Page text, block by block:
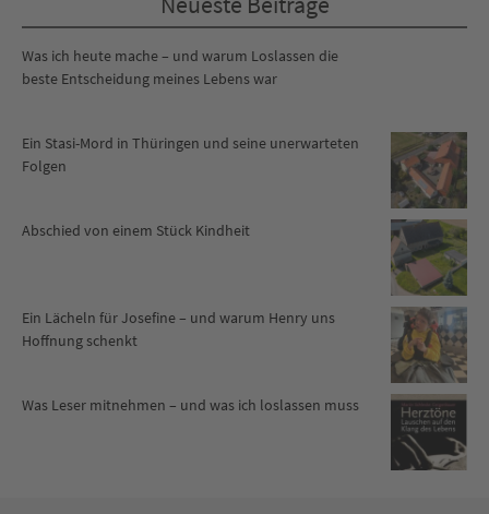
Was ich heute mache – und warum Loslassen die
beste Entscheidung meines Lebens war
Ein Stasi-Mord in Thüringen und seine unerwarteten
Folgen
Abschied von einem Stück Kindheit
Ein Lächeln für Josefine – und warum Henry uns
Hoffnung schenkt
Was Leser mitnehmen – und was ich loslassen muss